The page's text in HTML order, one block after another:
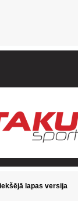
lapas versija